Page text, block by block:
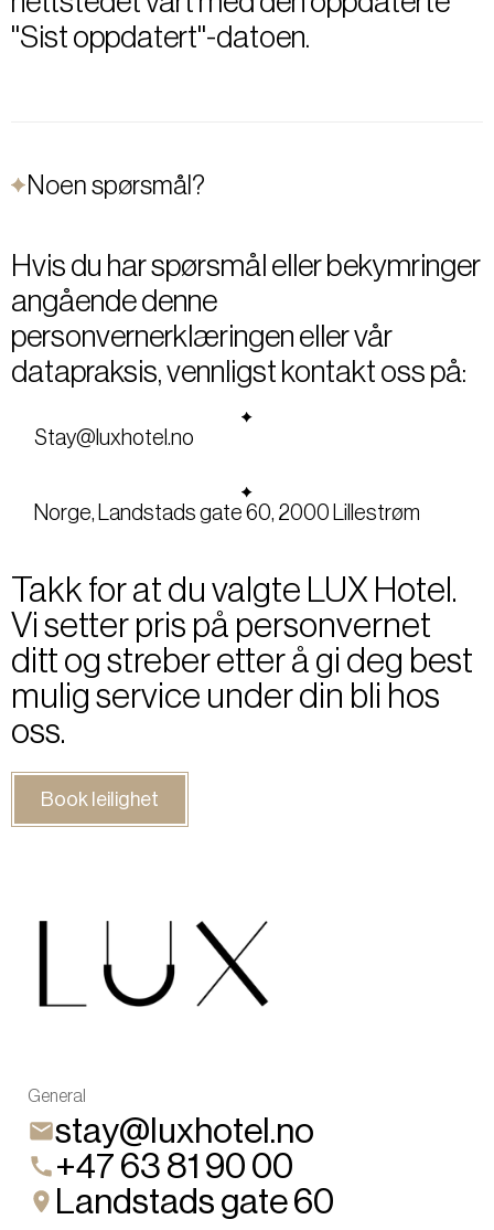
"Sist oppdatert"-datoen.
Noen spørsmål?
Hvis du har spørsmål eller bekymringer
angående denne
personvernerklæringen eller vår
datapraksis, vennligst kontakt oss på:
Stay@luxhotel.no
Norge, Landstads gate 60, 2000 Lillestrøm
Takk for at du valgte LUX Hotel.
Vi setter pris på personvernet
ditt og streber etter å gi deg best
mulig service under din bli hos
oss.
Book leilighet
General
stay@luxhotel.no
+47 63 81 90 00
Landstads gate 60